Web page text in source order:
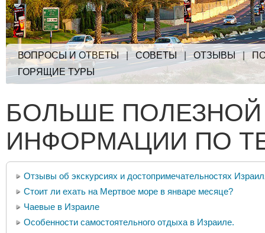
ВОПРОСЫ И ОТВЕТЫ|СОВЕТЫ|ОТЗЫВЫ|
ГОРЯЩИЕ ТУРЫ
БОЛЬШЕ ПОЛЕЗНОЙ
ИНФОРМАЦИИ ПО
Отзывы об экскурсиях и достопримечательностях
Стоит ли ехать на Мертвое море в январе месяце?
Чаевые в Израиле
Особенности самостоятельного отдыха в Израиле.